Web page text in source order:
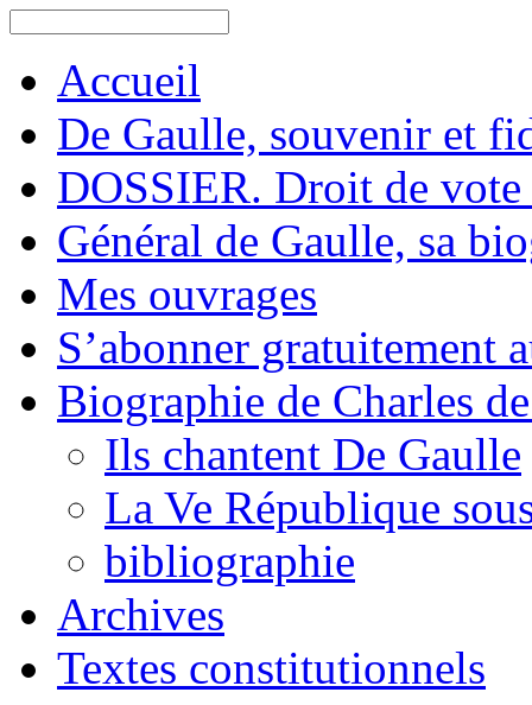
Accueil
De Gaulle, souvenir et
DOSSIER. Droit de vote
Général de Gaulle, sa
Mes ouvrages
S’abonner gratuitement
Biographie de Charles
Ils chantent De Gaulle
La Ve République
bibliographie
Archives
Textes constitutionnels